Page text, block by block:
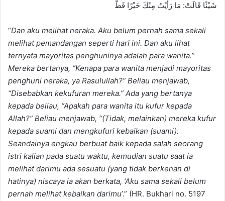
شَيْئًا قَالَتْ: مَا رَأَيْتُ مِنْكَ خَيْرًا قَطُّ
“Dan aku melihat neraka. Aku belum pernah sama sekali
melihat pemandangan seperti hari ini. Dan aku lihat
ternyata mayoritas penghuninya adalah para wanita.”
Mereka bertanya, “Kenapa para wanita menjadi mayoritas
penghuni neraka, ya Rasulullah?” Beliau menjawab,
“Disebabkan kekufuran mereka.” Ada yang bertanya
kepada beliau, “Apakah para wanita itu kufur kepada
Allah?” Beliau menjawab, “(Tidak, melainkan) mereka kufur
kepada suami dan mengkufuri kebaikan (suami).
Seandainya engkau berbuat baik kepada salah seorang
istri kalian pada suatu waktu, kemudian suatu saat ia
melihat darimu ada sesuatu (yang tidak berkenan di
hatinya) niscaya ia akan berkata, ‘Aku sama sekali belum
pernah melihat kebaikan darimu’.” (HR. Bukhari no. 5197